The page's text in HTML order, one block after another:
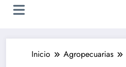
Inicio Agropecuarias